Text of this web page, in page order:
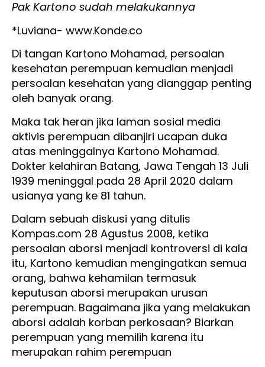
Pak Kartono sudah melakukannya
*Luviana- www.Konde.co
Di tangan Kartono Mohamad, persoalan
kesehatan perempuan kemudian menjadi
persoalan kesehatan yang dianggap penting
oleh banyak orang.
Maka tak heran jika laman sosial media
aktivis perempuan dibanjiri ucapan duka
atas meninggalnya Kartono Mohamad.
Dokter kelahiran Batang, Jawa Tengah 13 Juli
1939 meninggal pada 28 April 2020 dalam
usianya yang ke 81 tahun.
Dalam sebuah diskusi yang ditulis
Kompas.com 28 Agustus 2008, ketika
persoalan aborsi menjadi kontroversi di kala
itu, Kartono kemudian mengingatkan semua
orang, bahwa kehamilan termasuk
keputusan aborsi merupakan urusan
perempuan. Bagaimana jika yang melakukan
aborsi adalah korban perkosaan? Biarkan
perempuan yang memilih karena itu
merupakan rahim perempuan